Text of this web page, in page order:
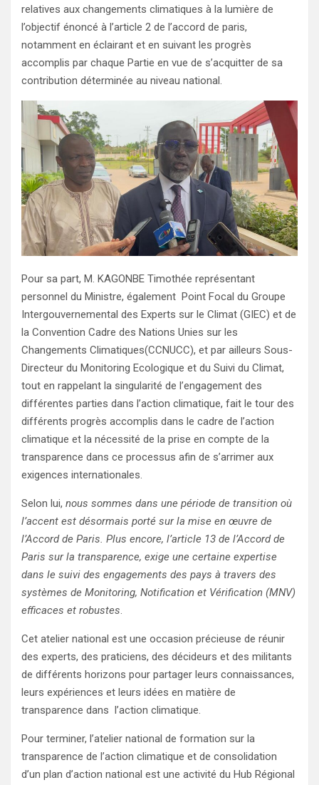
relatives aux changements climatiques à la lumière de
l’objectif énoncé à l’article 2 de l’accord de paris,
notamment en éclairant et en suivant les progrès
accomplis par chaque Partie en vue de s’acquitter de sa
contribution déterminée au niveau national.
Pour sa part, M. KAGONBE Timothée représentant
personnel du Ministre, également Point Focal du Groupe
Intergouvernemental des Experts sur le Climat (GIEC) et de
la Convention Cadre des Nations Unies sur les
Changements Climatiques(CCNUCC), et par ailleurs Sous-
Directeur du Monitoring Ecologique et du Suivi du Climat,
tout en rappelant la singularité de l’engagement des
différentes parties dans l’action climatique, fait le tour des
différents progrès accomplis dans le cadre de l’action
climatique et la nécessité de la prise en compte de la
transparence dans ce processus afin de s’arrimer aux
exigences internationales.
Selon lui, nous sommes dans une période de transition où
l’accent est désormais porté sur la mise en œuvre de
l’Accord de Paris. Plus encore, l’article 13 de l’Accord de
Paris sur la transparence, exige une certaine expertise
dans le suivi des engagements des pays à travers des
systèmes de Monitoring, Notification et Vérification (MNV)
efficaces et robustes.
Cet atelier national est une occasion précieuse de réunir
des experts, des praticiens, des décideurs et des militants
de différents horizons pour partager leurs connaissances,
leurs expériences et leurs idées en matière de
transparence dans l’action climatique.
Pour terminer, l’atelier national de formation sur la
transparence de l’action climatique et de consolidation
d’un plan d’action national est une activité du Hub Régional